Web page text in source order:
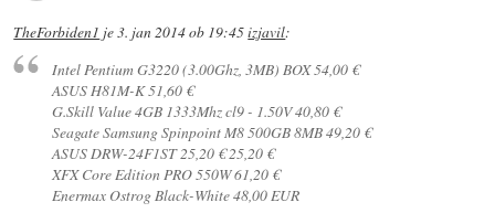
TheForbiden1 je3. jan 2014 ob 19:45izjavil:
Intel Pentium G3220 (3.00Ghz, 3MB) BOX 54,00 €
ASUS H81M-K 51,60 €
G.Skill Value 4GB 1333Mhz cl9 - 1.50V 40,80 €
Seagate Samsung Spinpoint M8 500GB 8MB 49,20 €
ASUS DRW-24F1ST 25,20 € 25,20 €
XFX Core Edition PRO 550W 61,20 €
Enermax Ostrog Black-White 48,00 EUR